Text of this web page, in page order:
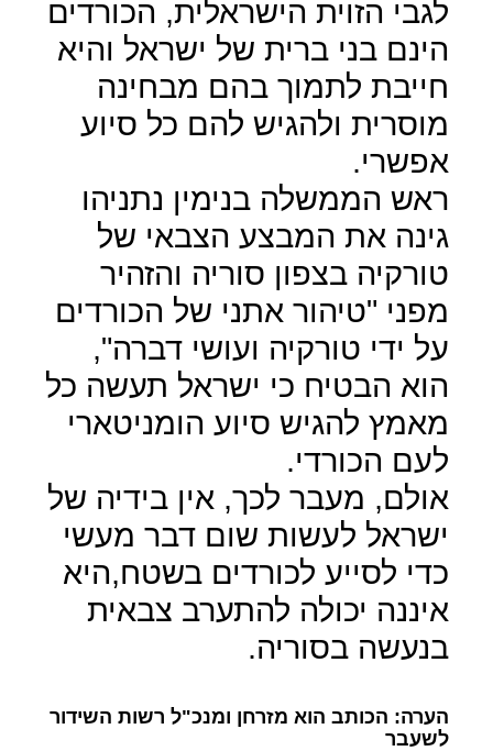
לגבי הזוית הישראלית, הכורדים
הינם בני ברית של ישראל והיא
חייבת לתמוך בהם מבחינה
מוסרית ולהגיש להם כל סיוע
אפשרי.
ראש הממשלה בנימין נתניהו
גינה את המבצע הצבאי של
טורקיה בצפון סוריה והזהיר
מפני "טיהור אתני של הכורדים
על ידי טורקיה ועושי דברה",
הוא הבטיח כי ישראל תעשה כל
מאמץ להגיש סיוע הומניטארי
לעם הכורדי.
אולם, מעבר לכך, אין בידיה של
ישראל לעשות שום דבר מעשי
כדי לסייע לכורדים בשטח,היא
איננה יכולה להתערב צבאית
בנעשה בסוריה.
הערה: הכותב הוא מזרחן ומנכ"ל רשות השידור
לשעבר